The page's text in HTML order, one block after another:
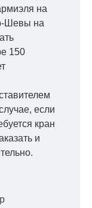
на
Шевы на
150
если
кран
и